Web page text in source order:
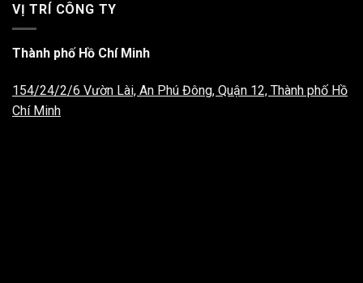
VỊ TRÍ CÔNG TY
Thành phố Hồ Chí Minh
154/24/2/6 Vườn Lài, An Phú Đông, Quận 12, Thành phố Hồ
Chí Minh